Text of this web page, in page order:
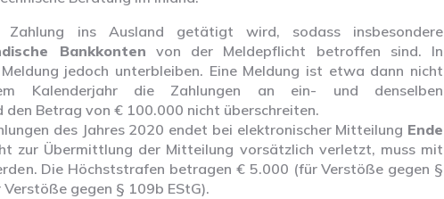
ins Ausland getätigt wird, sodass insbesondere
Bankkonten von der Meldepflicht betroffen sind. In
jedoch unterbleiben. Eine Meldung ist etwa dann nicht
Kalenderjahr die Zahlungen an ein- und denselben
den Betrag von € 100.000 nicht überschreiten.
des Jahres 2020 endet bei elektronischer Mitteilung Ende
zur Übermittlung der Mitteilung vorsätzlich verletzt, muss mit
Die Höchststrafen betragen € 5.000 (für Verstöße gegen §
gegen § 109b EStG).